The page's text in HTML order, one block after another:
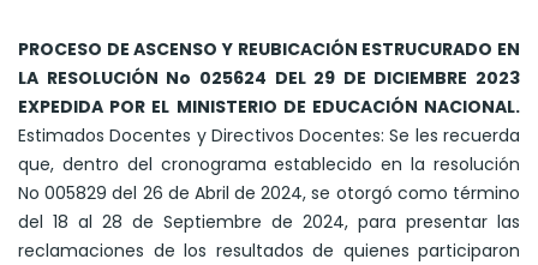
PROCESO DE ASCENSO Y REUBICACIÓN ESTRUCURADO EN
LA RESOLUCIÓN No 025624 DEL 29 DE DICIEMBRE 2023
EXPEDIDA POR EL MINISTERIO DE EDUCACIÓN NACIONAL.
Estimados Docentes y Directivos Docentes: Se les recuerda
que, dentro del cronograma establecido en la resolución
No 005829 del 26 de Abril de 2024, se otorgó como término
del 18 al 28 de Septiembre de 2024, para presentar las
reclamaciones de los resultados de quienes participaron